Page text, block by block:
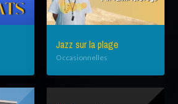
Jazz sur la plage
Occasionnelles